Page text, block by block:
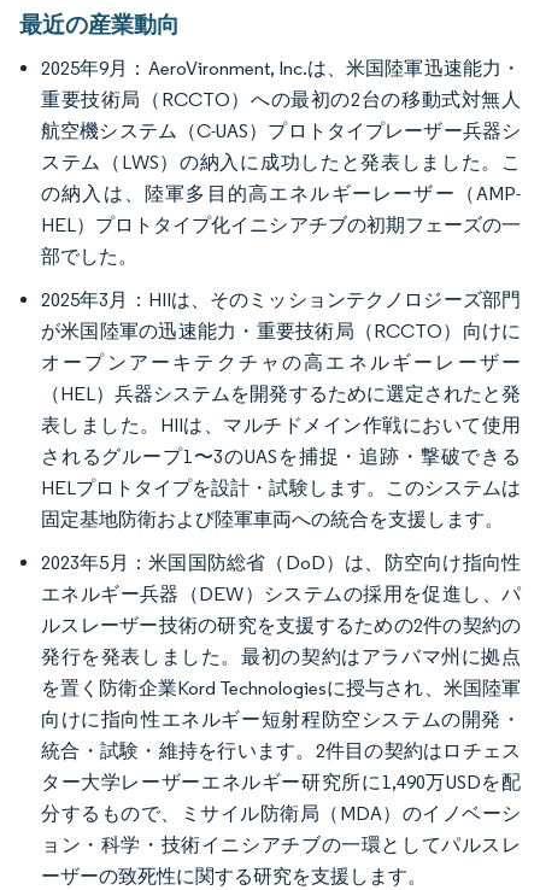
最近の産業動向
2025年9月：AeroVironment, Inc.は、米国陸軍迅速能力・
重要技術局（RCCTO）への最初の2台の移動式対無人
航空機システム（C-UAS）プロトタイプレーザー兵器シ
ステム（LWS）の納入に成功したと発表しました。こ
の納入は、陸軍多目的高エネルギーレーザー（AMP-
HEL）プロトタイプ化イニシアチブの初期フェーズの一
部でした。
2025年3月：HIIは、そのミッションテクノロジーズ部門
が米国陸軍の迅速能力・重要技術局（RCCTO）向けに
オープンアーキテクチャの高エネルギーレーザー
（HEL）兵器システムを開発するために選定されたと発
表しました。HIIは、マルチドメイン作戦において使用
されるグループ1〜3のUASを捕捉・追跡・撃破できる
HELプロトタイプを設計・試験します。このシステムは
固定基地防衛および陸軍車両への統合を支援します。
2023年5月：米国国防総省（DoD）は、防空向け指向性
エネルギー兵器（DEW）システムの採用を促進し、パ
ルスレーザー技術の研究を支援するための2件の契約の
発行を発表しました。最初の契約はアラバマ州に拠点
を置く防衛企業Kord Technologiesに授与され、米国陸軍
向けに指向性エネルギー短射程防空システムの開発・
統合・試験・維持を行います。2件目の契約はロチェス
ター大学レーザーエネルギー研究所に1,490万USDを配
分するもので、ミサイル防衛局（MDA）のイノベーシ
ョン・科学・技術イニシアチブの一環としてパルスレ
ーザーの致死性に関する研究を支援します。